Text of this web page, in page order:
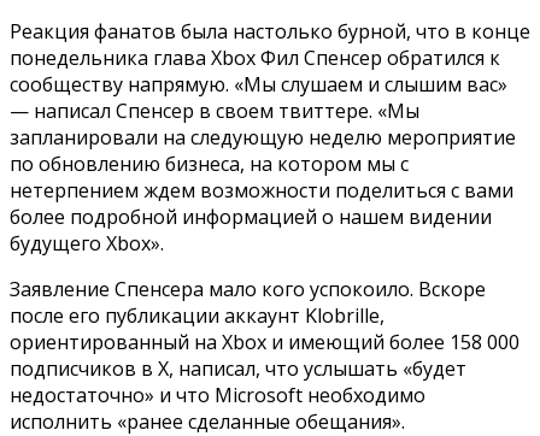
Реакция фанатов была настолько бурной, что в конце
понедельника глава Xbox Фил Спенсер обратился к
сообществу напрямую. «Мы слушаем и слышим вас»
— написал Спенсер в своем твиттере. «Мы
запланировали на следующую неделю мероприятие
по обновлению бизнеса, на котором мы с
нетерпением ждем возможности поделиться с вами
более подробной информацией о нашем видении
будущего Xbox».
Заявление Спенсера мало кого успокоило. Вскоре
после его публикации аккаунт Klobrille,
ориентированный на Xbox и имеющий более 158 000
подписчиков в X, написал, что услышать «будет
недостаточно» и что Microsoft необходимо
исполнить «ранее сделанные обещания».